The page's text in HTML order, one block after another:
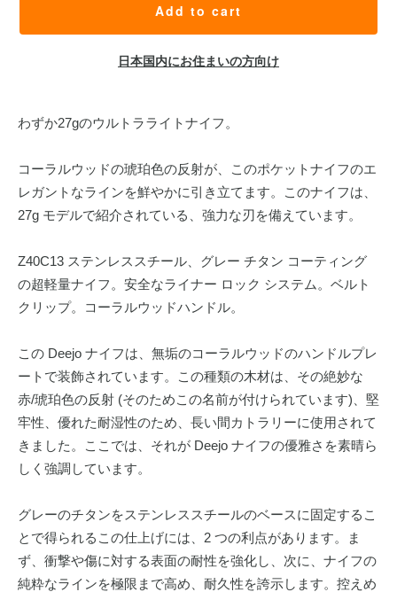
Add to cart
日本国内にお住まいの方向け
わずか27gのウルトラライトナイフ。
コーラルウッドの琥珀色の反射が、このポケットナイフのエ
レガントなラインを鮮やかに引き立てます。このナイフは、
27g モデルで紹介されている、強力な刃を備えています。
Z40C13 ステンレススチール、グレー チタン コーティング
の超軽量ナイフ。安全なライナー ロック システム。ベルト
クリップ。コーラルウッドハンドル。
この Deejo ナイフは、無垢のコーラルウッドのハンドルプレ
ートで装飾されています。この種類の木材は、その絶妙な
赤/琥珀色の反射 (そのためこの名前が付けられています)、堅
牢性、優れた耐湿性のため、長い間カトラリーに使用されて
きました。ここでは、それが Deejo ナイフの優雅さを素晴ら
しく強調しています。
グレーのチタンをステンレススチールのベースに固定するこ
とで得られるこの仕上げには、2 つの利点があります。ま
ず、衝撃や傷に対する表面の耐性を強化し、次に、ナイフの
純粋なラインを極限まで高め、耐久性を誇示します。控えめ